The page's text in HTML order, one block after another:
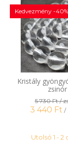
Kristály
zsinór
Kedvezmény -40%
5 730 Ft/
3 440 Ft /
Utolsó 1 - 2